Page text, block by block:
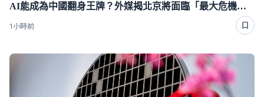
AI能成為中國翻身王牌？外媒揭北京將面臨「最大危機」 恐慘遭反噬
1小時前